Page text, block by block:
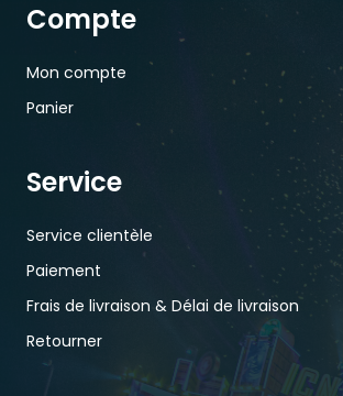
Compte
Mon compte
Panier
Service
Service clientèle
Paiement
Frais de livraison & Délai de livraison
Retourner